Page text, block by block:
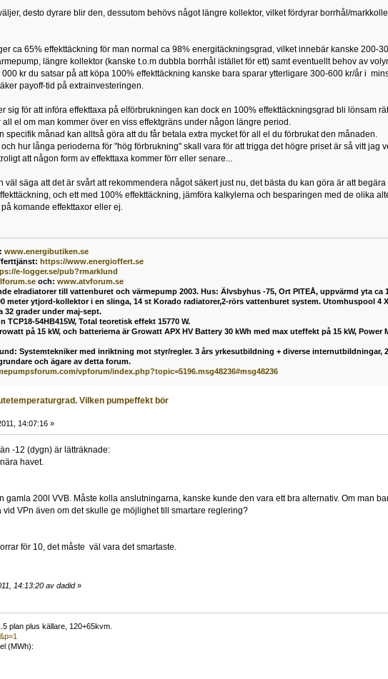
desto dyrare blir den, dessutom behövs något längre kollektor, vilket fördyrar borrhål/
ca 65% effekttäckning för man normal ca 98% energitäckningsgrad, vilket innebär kanske 200-
längre kollektor (kanske t.o.m dubbla borrhål istället för ett) samt eventuellt behov av
kr du satsar på att köpa 100% effekttäckning kanske bara sparar ytterligare 300-600 kr/år i
payoff-tid på extrainvesteringen.
sig för att införa effekttaxa på elförbrukningen kan dock en 100% effekttäckningsgrad bli lönsam
all el om man kommer över en viss effektgräns under någon längre period.
specifik månad kan alltså göra att du får betala extra mycket för all el du förbrukat den månaden.
hur långa perioderna för "hög förbrukning" skall vara för att trigga det högre priset är så vitt jag
att någon form av effekttaxa kommer förr eller senare...
väl säga att det är svårt att rekommendera något säkert just nu, det bästa du kan göra är att begära
och ett med 100% effekttäckning, jämföra kalkylerna och besparingen med de olika
komande effekttaxor eller ej.
www.energibutiken.se
: https://www.energioffert.se
e-logger.se/pub?rmarklund
och: www.atvforum.se
elradiatorer till vattenburet och värmepump 2003. Hus: Älvsbyhus -75, Ort PITEÅ, uppvärmd yta ca
meter ytjord-kollektor i en slinga, 14 st Korado radiatorer,2-rörs vattenburet system. Utomhuspool 4
32 grader under maj-sept.
TCP18-54HB415W, Total teoretisk effekt 15770 W.
på 15 kW, och batterierna är Growatt APX HV Battery 30 kWh med max uteffekt på 15 kW, Power
Systemtekniker med inriktning mot styr/regler. 3 års yrkesutbildning + diverse internutbildningar,
och ägare av detta forum.
vpforum/index.php?topic=5196.msg48236#msg48236
Vilken pumpeffekt bör
14:07:16 »
-12 (dygn) är lätträknade:
havet.
gamla 200l VVB. Måste kolla anslutningarna, kanske kunde den vara ett bra alternativ. Om man
vid VPn även om det skulle ge möjlighet till smartare reglering?
för 10, det måste väl vara det smartaste.
14:13:20 av dadid»
plan plus källare, 120+65kvm.
(MWh):